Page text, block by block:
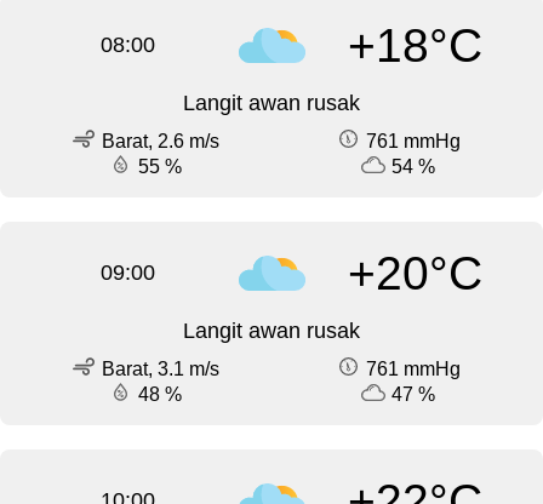
08:00 +18°C
Langit awan rusak
Barat, 2.6 m/s
761 mmHg
55 %
54 %
09:00 +20°C
Langit awan rusak
Barat, 3.1 m/s
761 mmHg
48 %
47 %